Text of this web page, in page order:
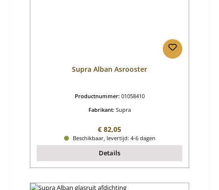
Supra Alban Asrooster
Productnummer: 01058410
Fabrikant: Supra
Normale prijs:
€ 82,05
Beschikbaar, levertijd: 4-6 dagen
Details